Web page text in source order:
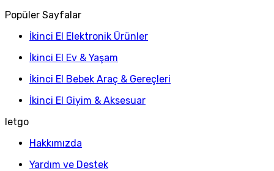
Popüler Sayfalar
İkinci El Elektronik Ürünler
İkinci El Ev & Yaşam
İkinci El Bebek Araç & Gereçleri
İkinci El Giyim & Aksesuar
letgo
Hakkımızda
Yardım ve Destek